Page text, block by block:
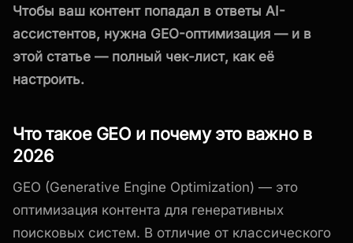
Чтобы ваш контент попадал в ответы AI-
ассистентов, нужна GEO-оптимизация — и в
этой статье — полный чек-лист, как её
настроить.
Что такое GEO и почему это важно в
2026
GEO (Generative Engine Optimization) — это
оптимизация контента для генеративных
поисковых систем. В отличие от классического